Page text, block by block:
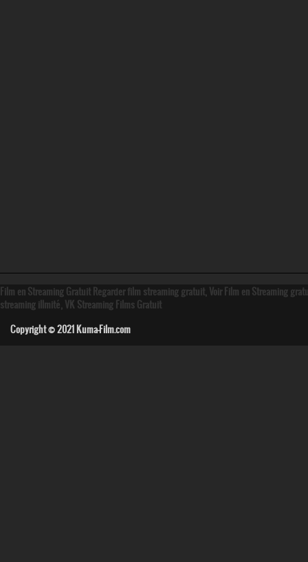
Film en Streaming Gratuit Regarder film streaming gratuit, Voir Film en Streaming
streaming illmité, VK Streaming Films Gratuit
Copyright © 2021Kuma-Film.com